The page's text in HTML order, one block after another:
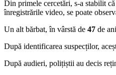
Din primele cercetări, s-a stabilit
înregistrările video, se poate
Un alt bărbat, în vârstă de 47 de
După identificarea suspecților,
După audieri, polițiștii au decis